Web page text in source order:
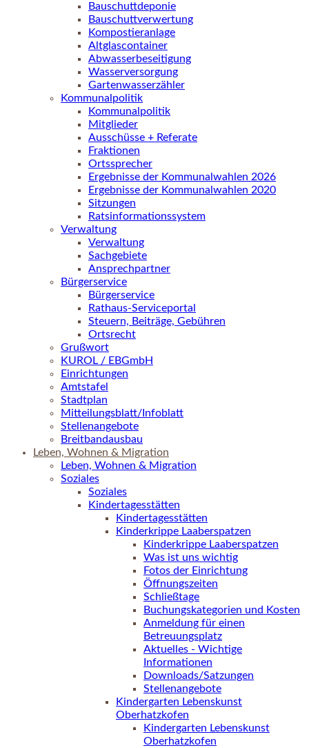
Bauschuttdeponie
Bauschuttverwertung
Kompostieranlage
Altglascontainer
Abwasserbeseitigung
Wasserversorgung
Gartenwasserzähler
Kommunalpolitik
Kommunalpolitik
Mitglieder
Ausschüsse + Referate
Fraktionen
Ortssprecher
Ergebnisse der Kommunalwahlen 2026
Ergebnisse der Kommunalwahlen 2020
Sitzungen
Ratsinformationssystem
Verwaltung
Verwaltung
Sachgebiete
Ansprechpartner
Bürgerservice
Bürgerservice
Rathaus-Serviceportal
Steuern, Beiträge, Gebühren
Ortsrecht
Grußwort
KUROL / EBGmbH
Einrichtungen
Amtstafel
Stadtplan
Mitteilungsblatt/Infoblatt
Stellenangebote
Breitbandausbau
Leben, Wohnen & Migration
Leben, Wohnen & Migration
Soziales
Soziales
Kindertagesstätten
Kindertagesstätten
Kinderkrippe Laaberspatzen
Kinderkrippe Laaberspatzen
Was ist uns wichtig
Fotos der Einrichtung
Öffnungszeiten
Schließtage
Buchungskategorien und Kosten
Anmeldung für einen
Betreuungsplatz
Aktuelles - Wichtige
Informationen
Downloads/Satzungen
Stellenangebote
Kindergarten Lebenskunst
Oberhatzkofen
Kindergarten Lebenskunst
Oberhatzkofen